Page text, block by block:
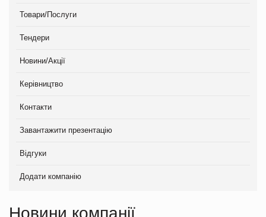
Товари/Послуги
Тендери
Новини/Акції
Керівництво
Контакти
Завантажити презентацію
Відгуки
Додати компанію
Новини компанії